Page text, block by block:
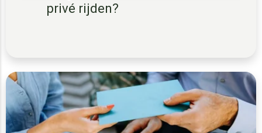
privé rijden?